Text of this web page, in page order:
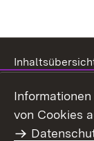
von Cookies